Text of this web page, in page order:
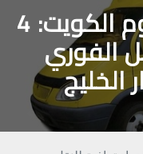
نقل عفش نفس اليوم الكويت: 4
الفوري
الخليج